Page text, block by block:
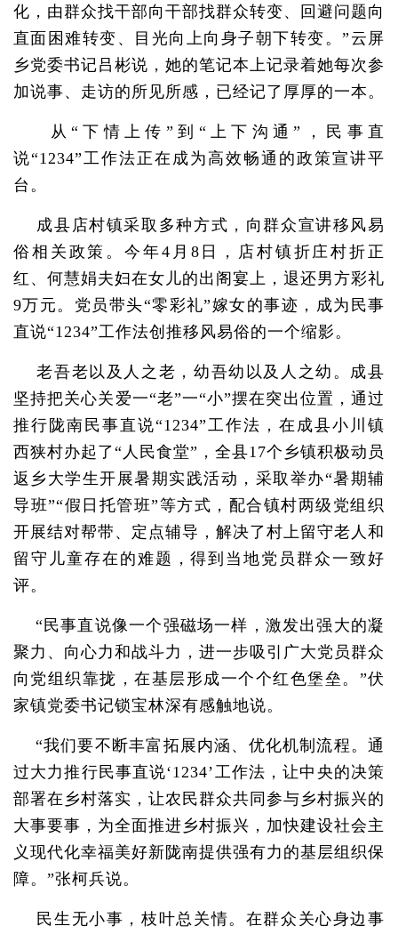
化，由群众找干部向干部找群众转变、回避问题向
直面困难转变、目光向上向身子朝下转变。”云屏
乡党委书记吕彬说，她的笔记本上记录着她每次参
加说事、走访的所见所感，已经记了厚厚的一本。
从“下情上传”到“上下沟通”，民事直
说“1234”工作法正在成为高效畅通的政策宣讲平
台。
成县店村镇采取多种方式，向群众宣讲移风易
俗相关政策。今年4月8日，店村镇折庄村折正
红、何慧娟夫妇在女儿的出阁宴上，退还男方彩礼
9万元。党员带头“零彩礼”嫁女的事迹，成为民事
直说“1234”工作法创推移风易俗的一个缩影。
老吾老以及人之老，幼吾幼以及人之幼。成县
坚持把关心关爱一“老”一“小”摆在突出位置，通过
推行陇南民事直说“1234”工作法，在成县小川镇
西狭村办起了“人民食堂”，全县17个乡镇积极动员
返乡大学生开展暑期实践活动，采取举办“暑期辅
导班”“假日托管班”等方式，配合镇村两级党组织
开展结对帮带、定点辅导，解决了村上留守老人和
留守儿童存在的难题，得到当地党员群众一致好
评。
“民事直说像一个强磁场一样，激发出强大的凝
聚力、向心力和战斗力，进一步吸引广大党员群众
向党组织靠拢，在基层形成一个个红色堡垒。”伏
家镇党委书记锁宝林深有感触地说。
“我们要不断丰富拓展内涵、优化机制流程。通
过大力推行民事直说‘1234’工作法，让中央的决策
部署在乡村落实，让农民群众共同参与乡村振兴的
大事要事，为全面推进乡村振兴，加快建设社会主
义现代化幸福美好新陇南提供强有力的基层组织保
障。”张柯兵说。
民生无小事，枝叶总关情。在群众关心身边事